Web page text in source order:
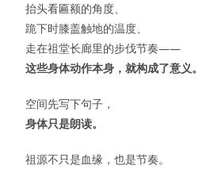
抬头看匾额的角度、
跪下时膝盖触地的温度、
走在祖堂长廊里的步伐节奏——
这些身体动作本身，就构成了意义。
空间先写下句子，
身体只是朗读。
祖源不只是血缘，也是节奏。